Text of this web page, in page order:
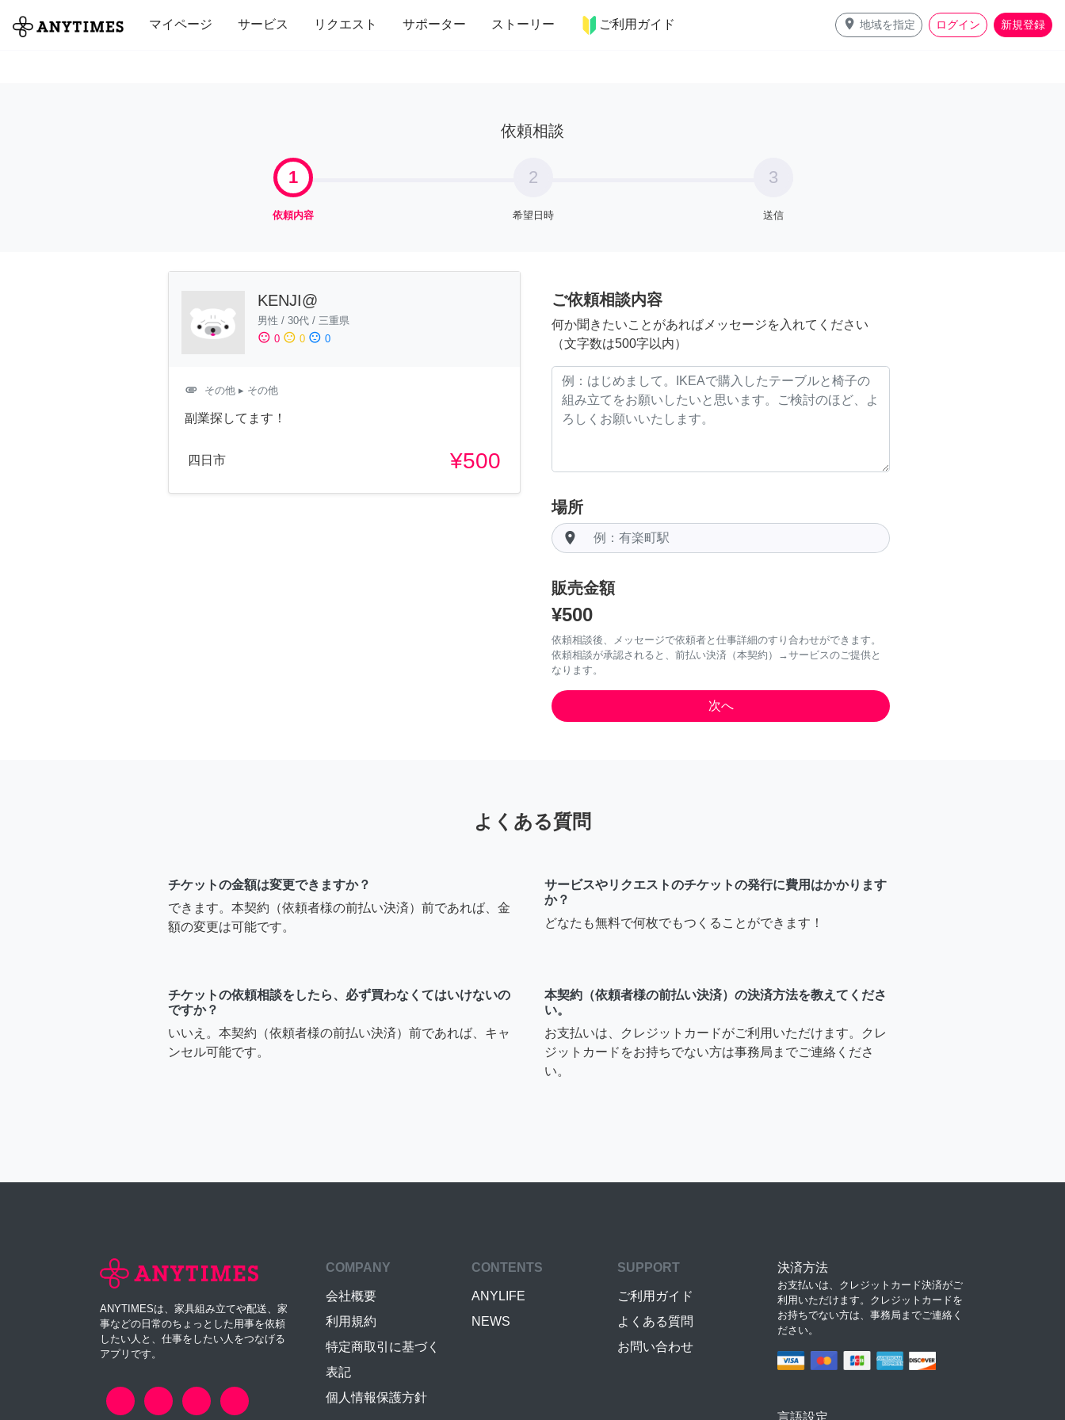
マイページ サービス リクエスト サポーター ストーリー ご利用ガイド place 地域を指定 ログイン 新規登録
全て 修理・組立 家事 引っ越し インテリア 趣味・習い事 ペット 料理
依頼相談
1
依頼内容
2
希望日時
3
送信
KENJI@
男性 / 30代 / 三重県
sentiment_satisfied 0 sentiment_neutral 0 sentiment_dissatisfied 0
attachment その他 ▸ その他
副業探してます！
四日市 ¥500
ご依頼相談内容
何か聞きたいことがあればメッセージを入れてください
（文字数は500字以内）
場所
room
販売金額
¥500
依頼相談後、メッセージで依頼者と仕事詳細のすり合わせができます。
依頼相談が承認されると、前払い決済（本契約）→サービスのご提供と
なります。
よくある質問
チケットの金額は変更できますか？
できます。本契約（依頼者様の前払い決済）前であれば、金
額の変更は可能です。
サービスやリクエストのチケットの発行に費用はかかります
か？
どなたも無料で何枚でもつくることができます！
チケットの依頼相談をしたら、必ず買わなくてはいけないの
ですか？
いいえ。本契約（依頼者様の前払い決済）前であれば、キャ
ンセル可能です。
本契約（依頼者様の前払い決済）の決済方法を教えてくださ
い。
お支払いは、クレジットカードがご利用いただけます。クレ
ジットカードをお持ちでない方は事務局までご連絡くださ
い。
ANYTIMESは、家具組み立てや配送、家
事などの日常のちょっとした用事を依頼
したい人と、仕事をしたい人をつなげる
アプリです。
COMPANY
会社概要
利用規約
特定商取引に基づく
表記
個人情報保護方針
CONTENTS
ANYLIFE
NEWS
SUPPORT
ご利用ガイド
よくある質問
お問い合わせ
決済方法
お支払いは、クレジットカード決済がご
利用いただけます。クレジットカードを
お持ちでない方は、事務局までご連絡く
ださい。
言語設定